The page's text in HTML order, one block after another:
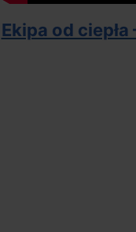
Ekipa od ciepła